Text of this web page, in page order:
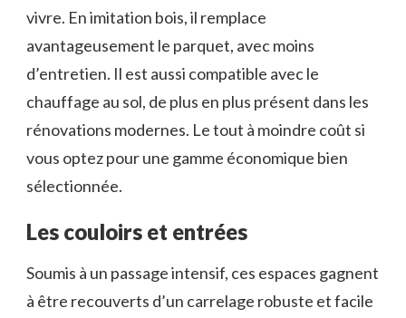
vivre. En imitation bois, il remplace
avantageusement le parquet, avec moins
d’entretien. Il est aussi compatible avec le
chauffage au sol, de plus en plus présent dans les
rénovations modernes. Le tout à moindre coût si
vous optez pour une gamme économique bien
sélectionnée.
Les couloirs et entrées
Soumis à un passage intensif, ces espaces gagnent
à être recouverts d’un carrelage robuste et facile